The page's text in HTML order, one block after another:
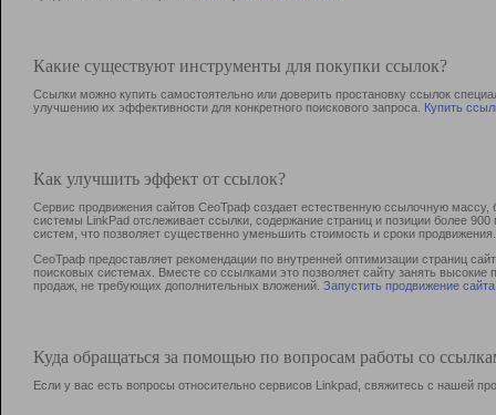
Какие существуют инструменты для покупки ссылок?
Ссылки можно купить самостоятельно или доверить простановку ссылок
улучшению их эффективности для конкретного поискового запроса. Купить
Как улучшить эффект от ссылок?
Сервис продвижения сайтов СеоТраф создает естественную ссылочную
системы LinkPad отслеживает ссылки, содержание страниц и позиции более
систем, что позволяет существенно уменьшить стоимость и сроки продвижения.
СеоТраф предоставляет рекомендации по внутренней оптимизации страниц
поисковых системах. Вместе со ссылками это позволяет сайту занять
продаж, не требующих дополнительных вложений. Запустить продвижение сайта
Куда обращаться за помощью по вопросам работы со
Если у вас есть вопросы относительно сервисов Linkpad, свяжитесь с нашей